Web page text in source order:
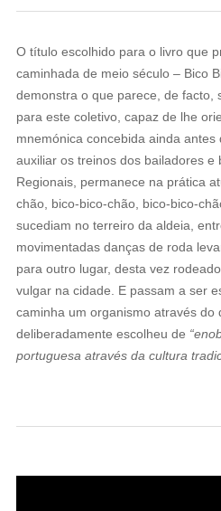
O título escolhido para o livro que
caminhada de meio século – Bico
demonstra o que parece, de facto,
para este coletivo, capaz de lhe
mnemónica concebida ainda
auxiliar os treinos dos bailadores e
Regionais, permanece na prática
chão, bico-bico-chão, bico-bico-
sucediam no terreiro da aldeia,
movimentadas danças de roda
para outro lugar, desta vez
vulgar na cidade. E passam a ser
caminha um organismo através do
deliberadamente escolheu de
portuguesa através da cultura